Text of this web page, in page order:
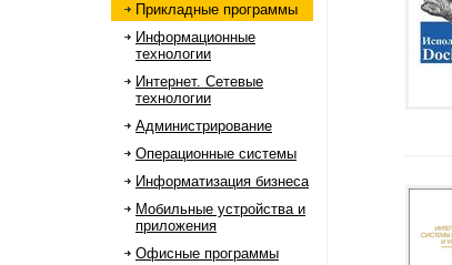
Прикладные программы
Информационные
технологии
Интернет. Сетевые
технологии
Администрирование
Операционные системы
Информатизация бизнеса
Мобильные устройства и
приложения
Офисные программы